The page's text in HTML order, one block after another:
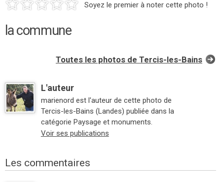
Soyez le premier à noter cette photo !
la commune
Toutes les photos de Tercis-les-Bains
L'auteur
marienord est l'auteur de cette photo de
Tercis-les-Bains (Landes) publiée dans la
catégorie Paysage et monuments.
Voir ses publications
Les commentaires